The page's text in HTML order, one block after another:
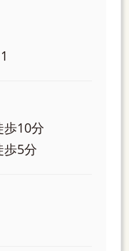
歩10分
歩5分